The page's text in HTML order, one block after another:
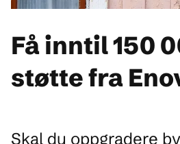
Få inntil 150
støtte fra
Skal du oppgradere